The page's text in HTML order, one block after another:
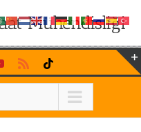
Mühendisliği
YouTubeRss